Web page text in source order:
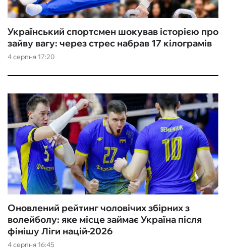
4 серпня 17:20
Український спортсмен шокував історією про
зайву вагу: через стрес набрав 17 кілограмів
4 серпня 16:45
Оновлений рейтинг чоловічих збірних з
волейболу: яке місце займає Україна після
фінішу Ліги націй-2026